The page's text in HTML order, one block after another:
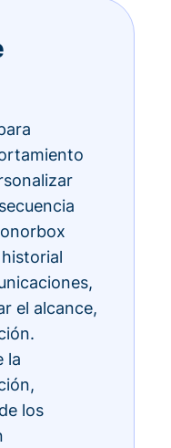
el alcance,
la
los